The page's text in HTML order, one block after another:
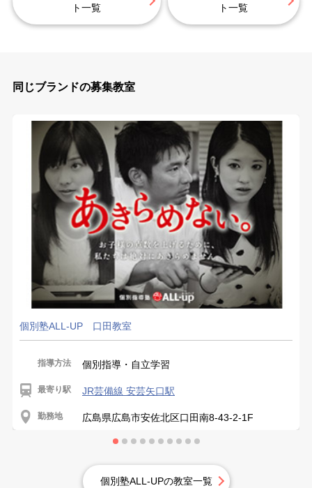
ト一覧
ト一覧
同じブランドの募集教室
個別塾ALL-UP 口田教室
指導方法 個別指導・自立学習
最寄り駅 JR芸備線 安芸矢口駅
勤務地 広島県広島市安佐北区口田南8-43-2-1F
個別塾ALL-UPの教室一覧